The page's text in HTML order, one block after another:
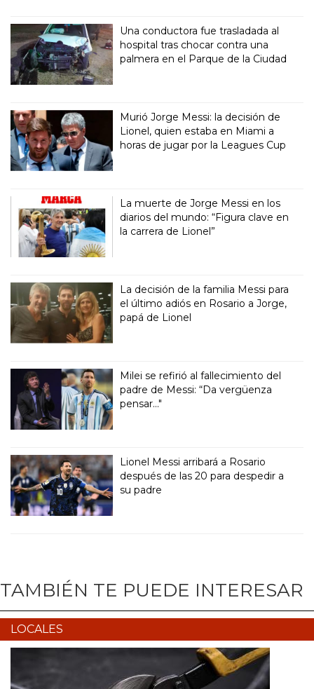
Una conductora fue trasladada al
hospital tras chocar contra una
palmera en el Parque de la Ciudad
Murió Jorge Messi: la decisión de
Lionel, quien estaba en Miami a
horas de jugar por la Leagues Cup
La muerte de Jorge Messi en los
diarios del mundo: “Figura clave en
la carrera de Lionel”
La decisión de la familia Messi para
el último adiós en Rosario a Jorge,
papá de Lionel
Milei se refirió al fallecimiento del
padre de Messi: “Da vergüenza
pensar..."
Lionel Messi arribará a Rosario
después de las 20 para despedir a
su padre
TAMBIÉN TE PUEDE INTERESAR
LOCALES